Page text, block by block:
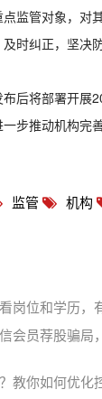
监管对象，对
时纠正，坚决
后将部署开展
步推动机构完
监管 机构
岗位和学历，
会员荐股骗局，
教你如何优化